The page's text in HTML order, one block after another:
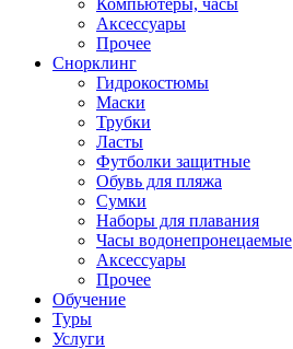
Компьютеры, часы
Аксессуары
Прочее
Снорклинг
Гидрокостюмы
Маски
Трубки
Ласты
Футболки защитные
Обувь для пляжа
Сумки
Наборы для плавания
Часы водонепронецаемые
Аксессуары
Прочее
Обучение
Туры
Услуги